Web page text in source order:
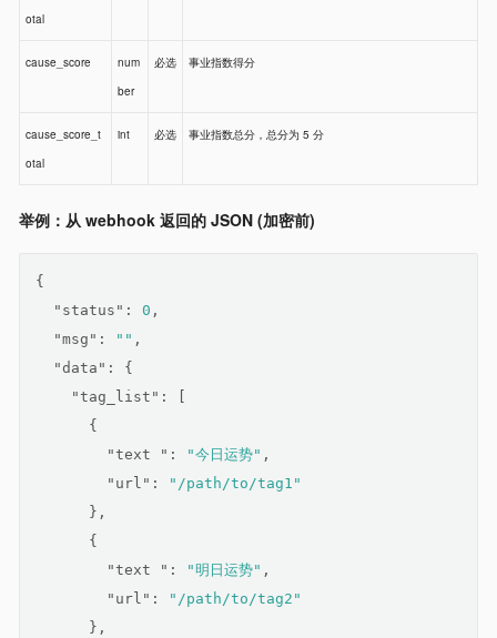
otal
cause_score
num
ber
必选 事业指数得分
cause_score_t
otal
int 必选 事业指数总分，总分为 5 分
举例：从 webhook 返回的 JSON (加密前)
{
"status" : 0 ,
"msg" : "" ,
"data" : {
"tag_list" : [
      {
"text " : "今日运势" ,
"url" :
"/path/to/tag1"
      },
      {
"text " : "明日运势" ,
"url" :
"/path/to/tag2"
      },